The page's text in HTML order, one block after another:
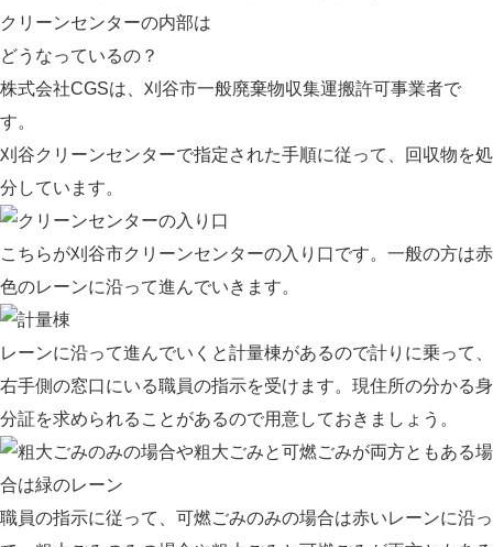
クリーンセンターの内部は
どうなっているの？
株式会社CGSは、刈谷市一般廃棄物収集運搬許可事業者で
す。
刈谷クリーンセンターで指定された手順に従って、回収物を処
分しています。
こちらが刈谷市クリーンセンターの入り口です。一般の方は赤
色のレーンに沿って進んでいきます。
レーンに沿って進んでいくと計量棟があるので計りに乗って、
右手側の窓口にいる職員の指示を受けます。現住所の分かる身
分証を求められることがあるので用意しておきましょう。
職員の指示に従って、可燃ごみのみの場合は赤いレーンに沿っ